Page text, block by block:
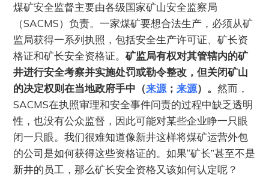
煤矿安全监督主要由各级国家矿山安全监察局
（SACMS）负责。一家煤矿要想合法生产，必须从矿
监局获得一系列执照，包括安全生产许可证、矿长资
格证和矿长安全资格证。矿监局有权对其管辖内的矿
井进行安全考察并实施处罚或勒令整改，但关闭矿山
的决定权则在当地政府手中（来源；来源）。然而，
SACMS在执照审理和安全事件问责的过程中缺乏透明
性，也没有公众监督，因此可能对某些企业睁一只眼
闭一只眼。我们很难知道像新井这样将煤矿运营外包
的公司是如何获得这些资格证的。如果“矿长”甚至不是
新井的员工，那么矿长安全资格又该如何认定呢？